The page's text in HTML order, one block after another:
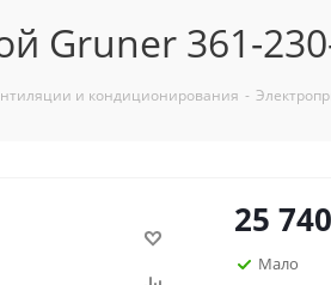
Gruner 361-
и кондиционирования -
25 740
Мало